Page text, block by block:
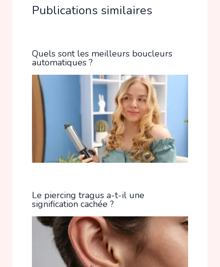
Publications similaires
Quels sont les meilleurs boucleurs
automatiques ?
Le piercing tragus a-t-il une
signification cachée ?